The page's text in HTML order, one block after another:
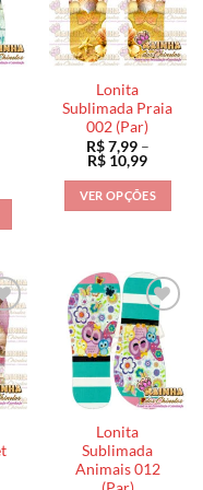
As
opções
podem
ser
escolhidas
na
página
do
produto
7,99
Lonita
Sublimada Praia
002 (Par)
R$7,99 –
R$ 10,99Faixa
preço:
R$ 7,99
através
VER OPÇÕES
várias
variantes.
As
opções
podem
ser
escolhidas
na
página
Lonita
Sublimada
Animais 012